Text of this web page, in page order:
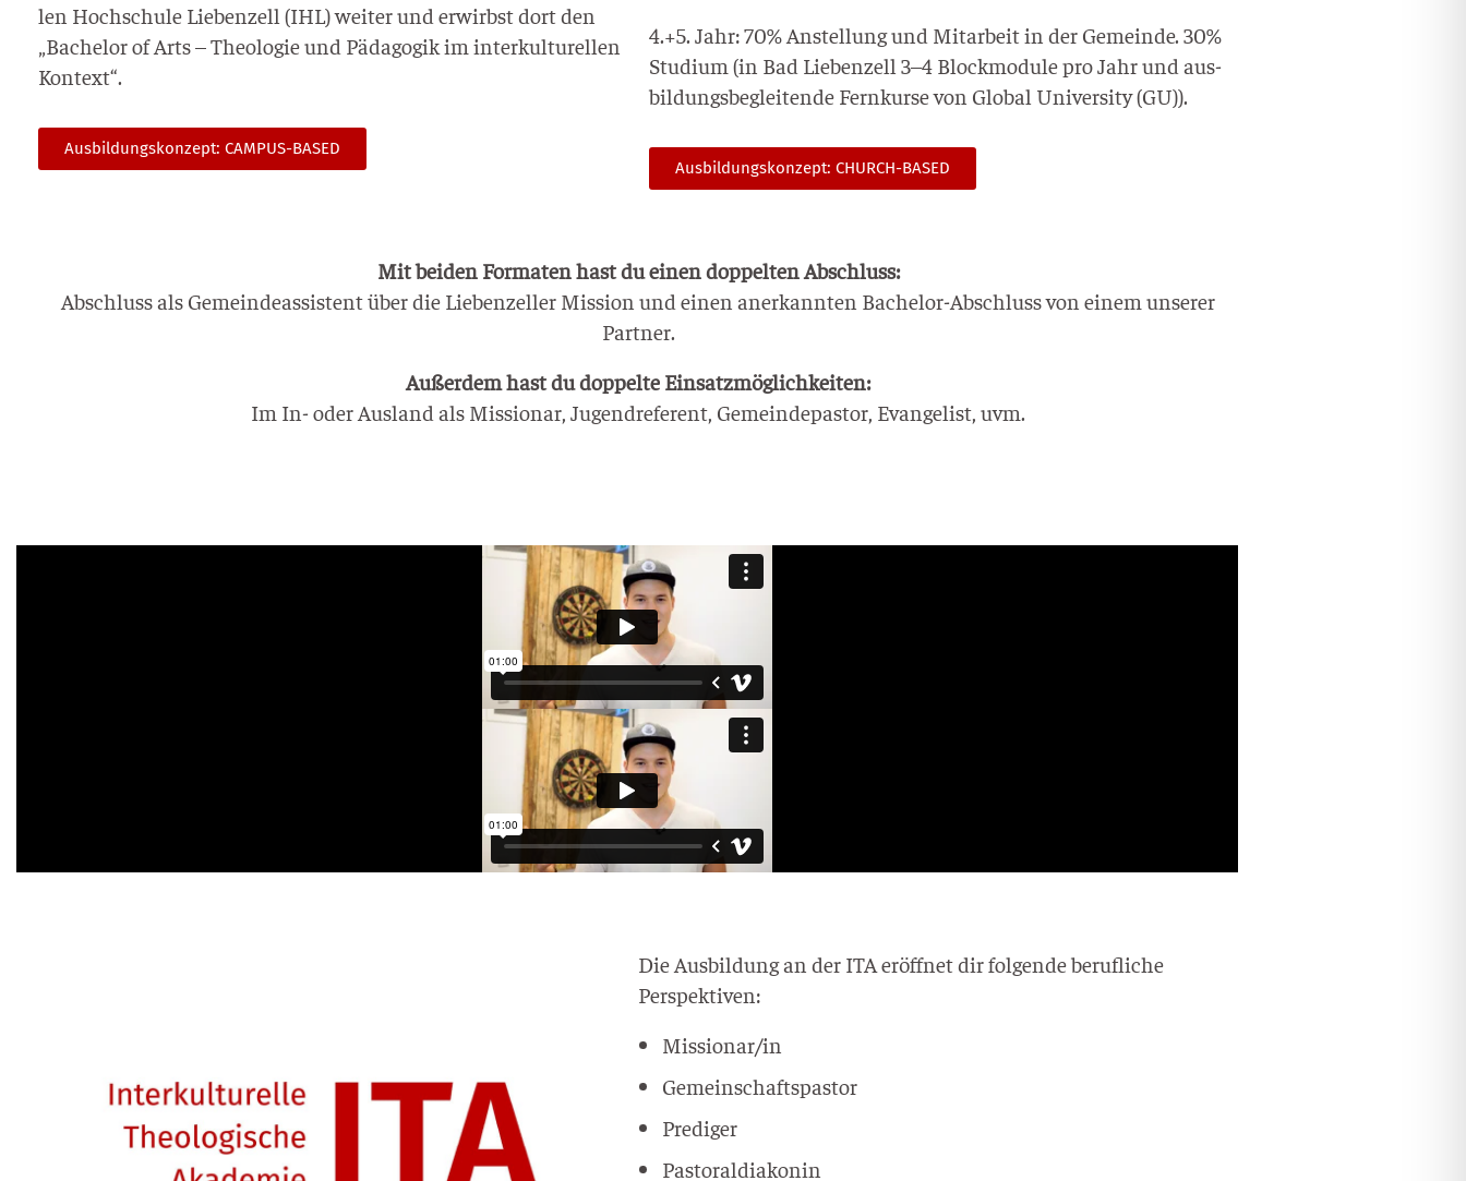
len Hoch­schu­le Lie­ben­zell (IHL) wei­ter und erwirbst dort den
„Bache­lor of Arts – Theo­lo­gie und Päd­ago­gik im inter­kul­tu­rel­len
Kontext“.
Aus­bil­dungs­kon­zept: CAMPUS-BASED
4.+5. Jahr: 70% Anstel­lung und Mit­ar­beit in der Gemein­de. 30%
Stu­di­um (in Bad Lie­ben­zell 3–4 Block­mo­du­le pro Jahr und aus­
bil­dungs­be­glei­ten­de Fern­kur­se von Glo­bal Uni­ver­si­ty (GU)).
Aus­bil­dungs­kon­zept: CHURCH-BASED
Mit bei­den For­ma­ten hast du einen dop­pel­ten Abschluss:
Abschluss als Gemein­de­as­sis­tent über die Lie­ben­zel­ler Mis­si­on und einen aner­kann­ten Bache­lor-Abschluss von einem unse­rer
Partner.
Außer­dem hast du dop­pel­te Ein­satz­mög­lich­kei­ten:
Im In- oder Aus­land als Mis­sio­nar, Jugend­re­fe­rent, Gemein­de­pas­tor, Evan­ge­list, uvm.
Die Aus­bil­dung an der ITA eröff­net dir fol­gen­de beruf­li­che
Perspektiven:
Missionar/in
Gemein­schafts­pas­tor
Pre­di­ger
Pas­to­ral­dia­ko­nin